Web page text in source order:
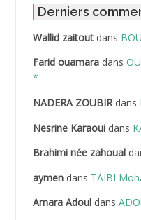
ABDAT Amar
ABDEDDAIM Hamid
ABDELAZIZ Mohamed
ABDELHAFID Lakhdar
ABDELLI Mohamed
Derniers
Wallid zaitoutdans
Farid ouamaradans
*
NADERA ZOUBIRdans
Nesrine Karaouidans
Brahimi née zahoual
aymendans TAIBI
Amara Adouldans